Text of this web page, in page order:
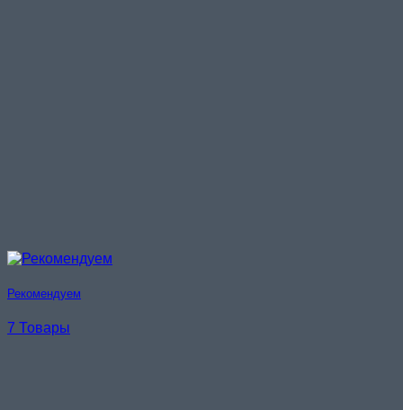
Рекомендуем
7 Товары